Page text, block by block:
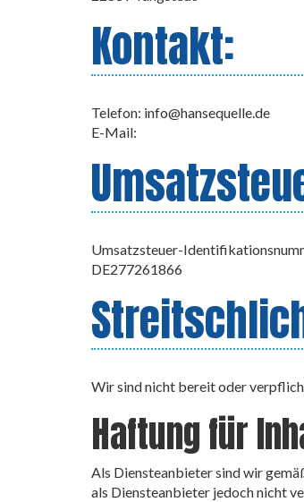
Kontakt:
Telefon: info@hansequelle.de
E-Mail:
Umsatzsteuer-
DE277261866
Wir sind nicht bereit oder
Haftung für
Als Diensteanbieter sind wir
als Diensteanbieter jedoch nicht